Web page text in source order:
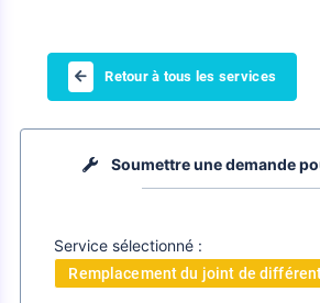
Retour à tous les services
Soumettre une demande
Service sélectionné :
Remplacement du joint de